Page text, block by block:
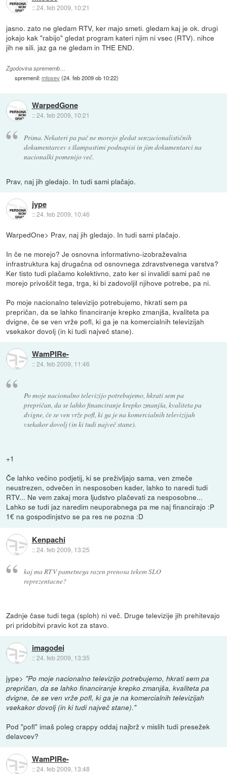
::24. feb 2009, 10:21
jasno. zato ne gledam RTV, ker majo smeti. gledam kaj je ok. drugi
jokajo kak "rabijo" gledat program kateri njim ni vsec (RTV). nihce
jih ne sili. jaz ga ne gledam in THE END.
Zgodovina sprememb…
spremenil:mtosev(24. feb 2009 ob 10:22)
WarpedGone
::24. feb 2009, 10:21
Prima. Nekateri pa pač ne morejo gledat senzacionalističnih
dokumentarcev s šlampastimi podnapisi in jim dokumentarci na
nacionalki pomenijo več.
Prav, naj jih gledajo. In tudi sami plačajo.
jype
::24. feb 2009, 10:46
WarpedOne> Prav, naj jih gledajo. In tudi sami plačajo.
In če ne morejo? Je osnovna informativno-izobraževalna
infrastruktura kaj drugačna od osnovnega zdravstvenega varstva?
Ker tisto tudi plačamo kolektivno, zato ker si invalidi sami pač ne
morejo privoščit tega, trga, ki bi zadovoljil njihove potrebe, pa ni.
Po moje nacionalno televizijo potrebujemo, hkrati sem pa
prepričan, da se lahko financiranje krepko zmanjša, kvaliteta pa
dvigne, če se ven vrže pofl, ki ga je na komercialnih televizijah
vsekakor dovolj (in ki tudi največ stane).
WamPIRe-
::24. feb 2009, 11:46
Po moje nacionalno televizijo potrebujemo, hkrati sem pa
prepričan, da se lahko financiranje krepko zmanjša, kvaliteta pa
dvigne, če se ven vrže pofl, ki ga je na komercialnih televizijah
vsekakor dovolj (in ki tudi največ stane).
+1
Če lahko večino podjetij, ki se preživljajo sama, ven zmeče
neustrezen, odvečen in nesposoben kader, lahko to naredi tudi
RTV... Ne vem zakaj mora ljudstvo plačevati za nesposobne...
Lahko se tudi jaz naredim neuporabnega pa me naj financirajo :P
1€ na gospodinjstvo se pa res ne pozna :D
Kenpachi
::24. feb 2009, 13:25
kaj ma RTV pametnega razen prenosa tekem SLO
reprezentacne?
Zadnje čase tudi tega (sploh) ni več. Druge televizije jih prehitevajo
pri pridobitvi pravic kot za stavo.
imagodei
::24. feb 2009, 13:35
jype> "Po moje nacionalno televizijo potrebujemo, hkrati sem pa
prepričan, da se lahko financiranje krepko zmanjša, kvaliteta pa
dvigne, če se ven vrže pofl, ki ga je na komercialnih televizijah
vsekakor dovolj (in ki tudi največ stane)."
Pod "pofl" imaš poleg crappy oddaj najbrž v mislih tudi presežek
delavcev?
WamPIRe-
::24. feb 2009, 13:48